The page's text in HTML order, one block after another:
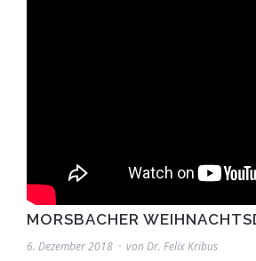
MORSBACHER
6. Dezember 2018 von Dr. Felix Kribus